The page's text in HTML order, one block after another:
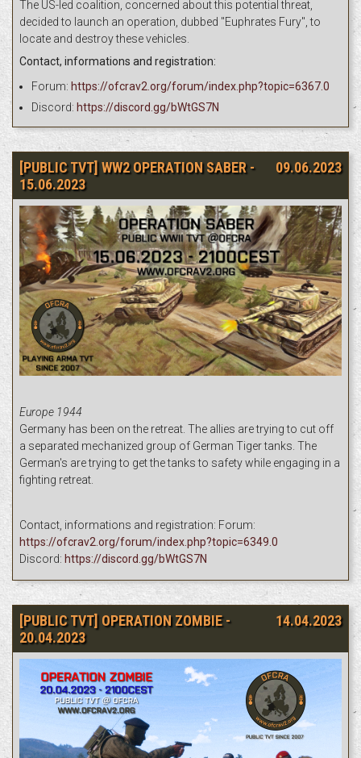
The US-led coalition, concerned about this potential threat,
decided to launch an operation, dubbed "Euphrates Fury", to
locate and destroy these vehicles.
Contact, informations and registration:
Forum: https://ofcrav2.org/forum/index.php?topic=6367.0
Discord: https://discord.gg/bWtGS7N
09.06.2023
[PUBLIC TVT] WW2 OPERATION SABER -
15.06.2023
Europe 1944
Germany has been on the retreat. The allies are trying to cut off
a separated mechanized group of German Tiger tanks. The
German's are trying to get the tanks to safety while engaging in a
fighting retreat.
Contact, informations and registration: Forum:
https://ofcrav2.org/forum/index.php?topic=6349.0
Discord: https://discord.gg/bWtGS7N
14.04.2023
[PUBLIC TVT] OPERATION ZOMBIE -
20.04.2023